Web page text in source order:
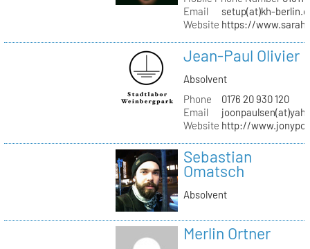
Email
setup(at)kh-
Website https://
Jean-Paul Olivier
Absolvent
Phone
0176 20 930 120
Email
Website http://
Sebastian
Omatsch
Absolvent
Merlin Ortner